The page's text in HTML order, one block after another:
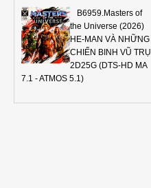
B6959.Masters of
the Universe (2026)
HE-MAN VÀ NHỮNG
CHIẾN BINH VŨ TRỤ
2D25G (DTS-HD MA
7.1 - ATMOS 5.1)